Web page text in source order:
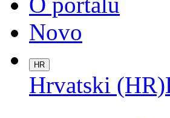
Novo
HR
Hrvatski (HR)